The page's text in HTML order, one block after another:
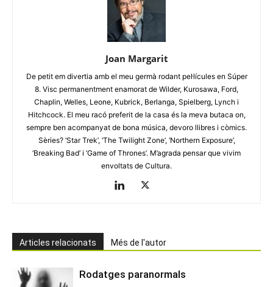
Joan Margarit
De petit em divertia amb el meu germà rodant pel·lícules en Súper
8. Visc permanentment enamorat de Wilder, Kurosawa, Ford,
Chaplin, Welles, Leone, Kubrick, Berlanga, Spielberg, Lynch i
Hitchcock. El meu racó preferit de la casa és la meva butaca on,
sempre ben acompanyat de bona música, devoro llibres i còmics.
Sèries? ‘Star Trek’, ‘The Twilight Zone’, ‘Northern Exposure’,
‘Breaking Bad’ i ‘Game of Thrones’. M’agrada pensar que vivim
envoltats de Cultura.
Articles relacionats Més de l'autor
Rodatges paranormals